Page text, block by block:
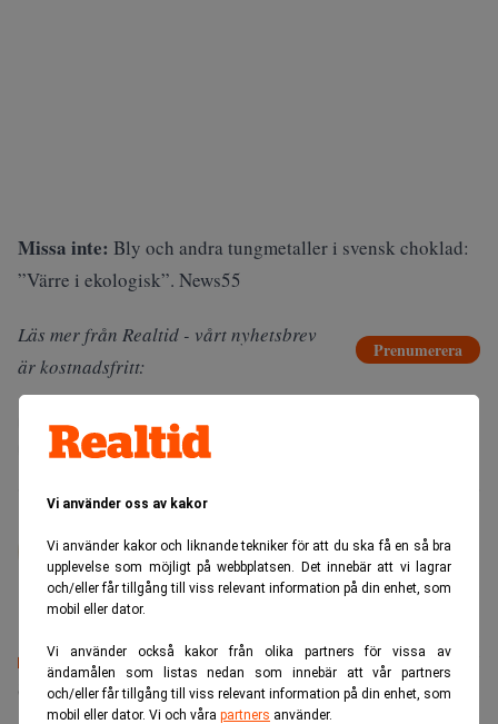
Vi använder oss av kakor
Vi använder kakor och liknande tekniker för att du ska få en så bra
upplevelse som möjligt på webbplatsen. Det innebär att vi lagrar
och/eller får tillgång till viss relevant information på din enhet, som
mobil eller dator.
Vi använder också kakor från olika partners för vissa av
ändamålen som listas nedan som innebär att vår partners
och/eller får tillgång till viss relevant information på din enhet, som
mobil eller dator. Vi och våra partners använder.
Missa inte: Bly och andra tungmetaller i svensk choklad:
”Värre i ekologisk”. News55
Läs mer från Realtid - vårt nyhetsbrev
är kostnadsfritt:
Prenumerera
Choklad Kakao Marabou
Råvaror
Mångårig ekonomijournalist. Tidigare på
Fastighetsvärlden, Fri Köpenskap, Food Supply.
Senaste lediga jobben